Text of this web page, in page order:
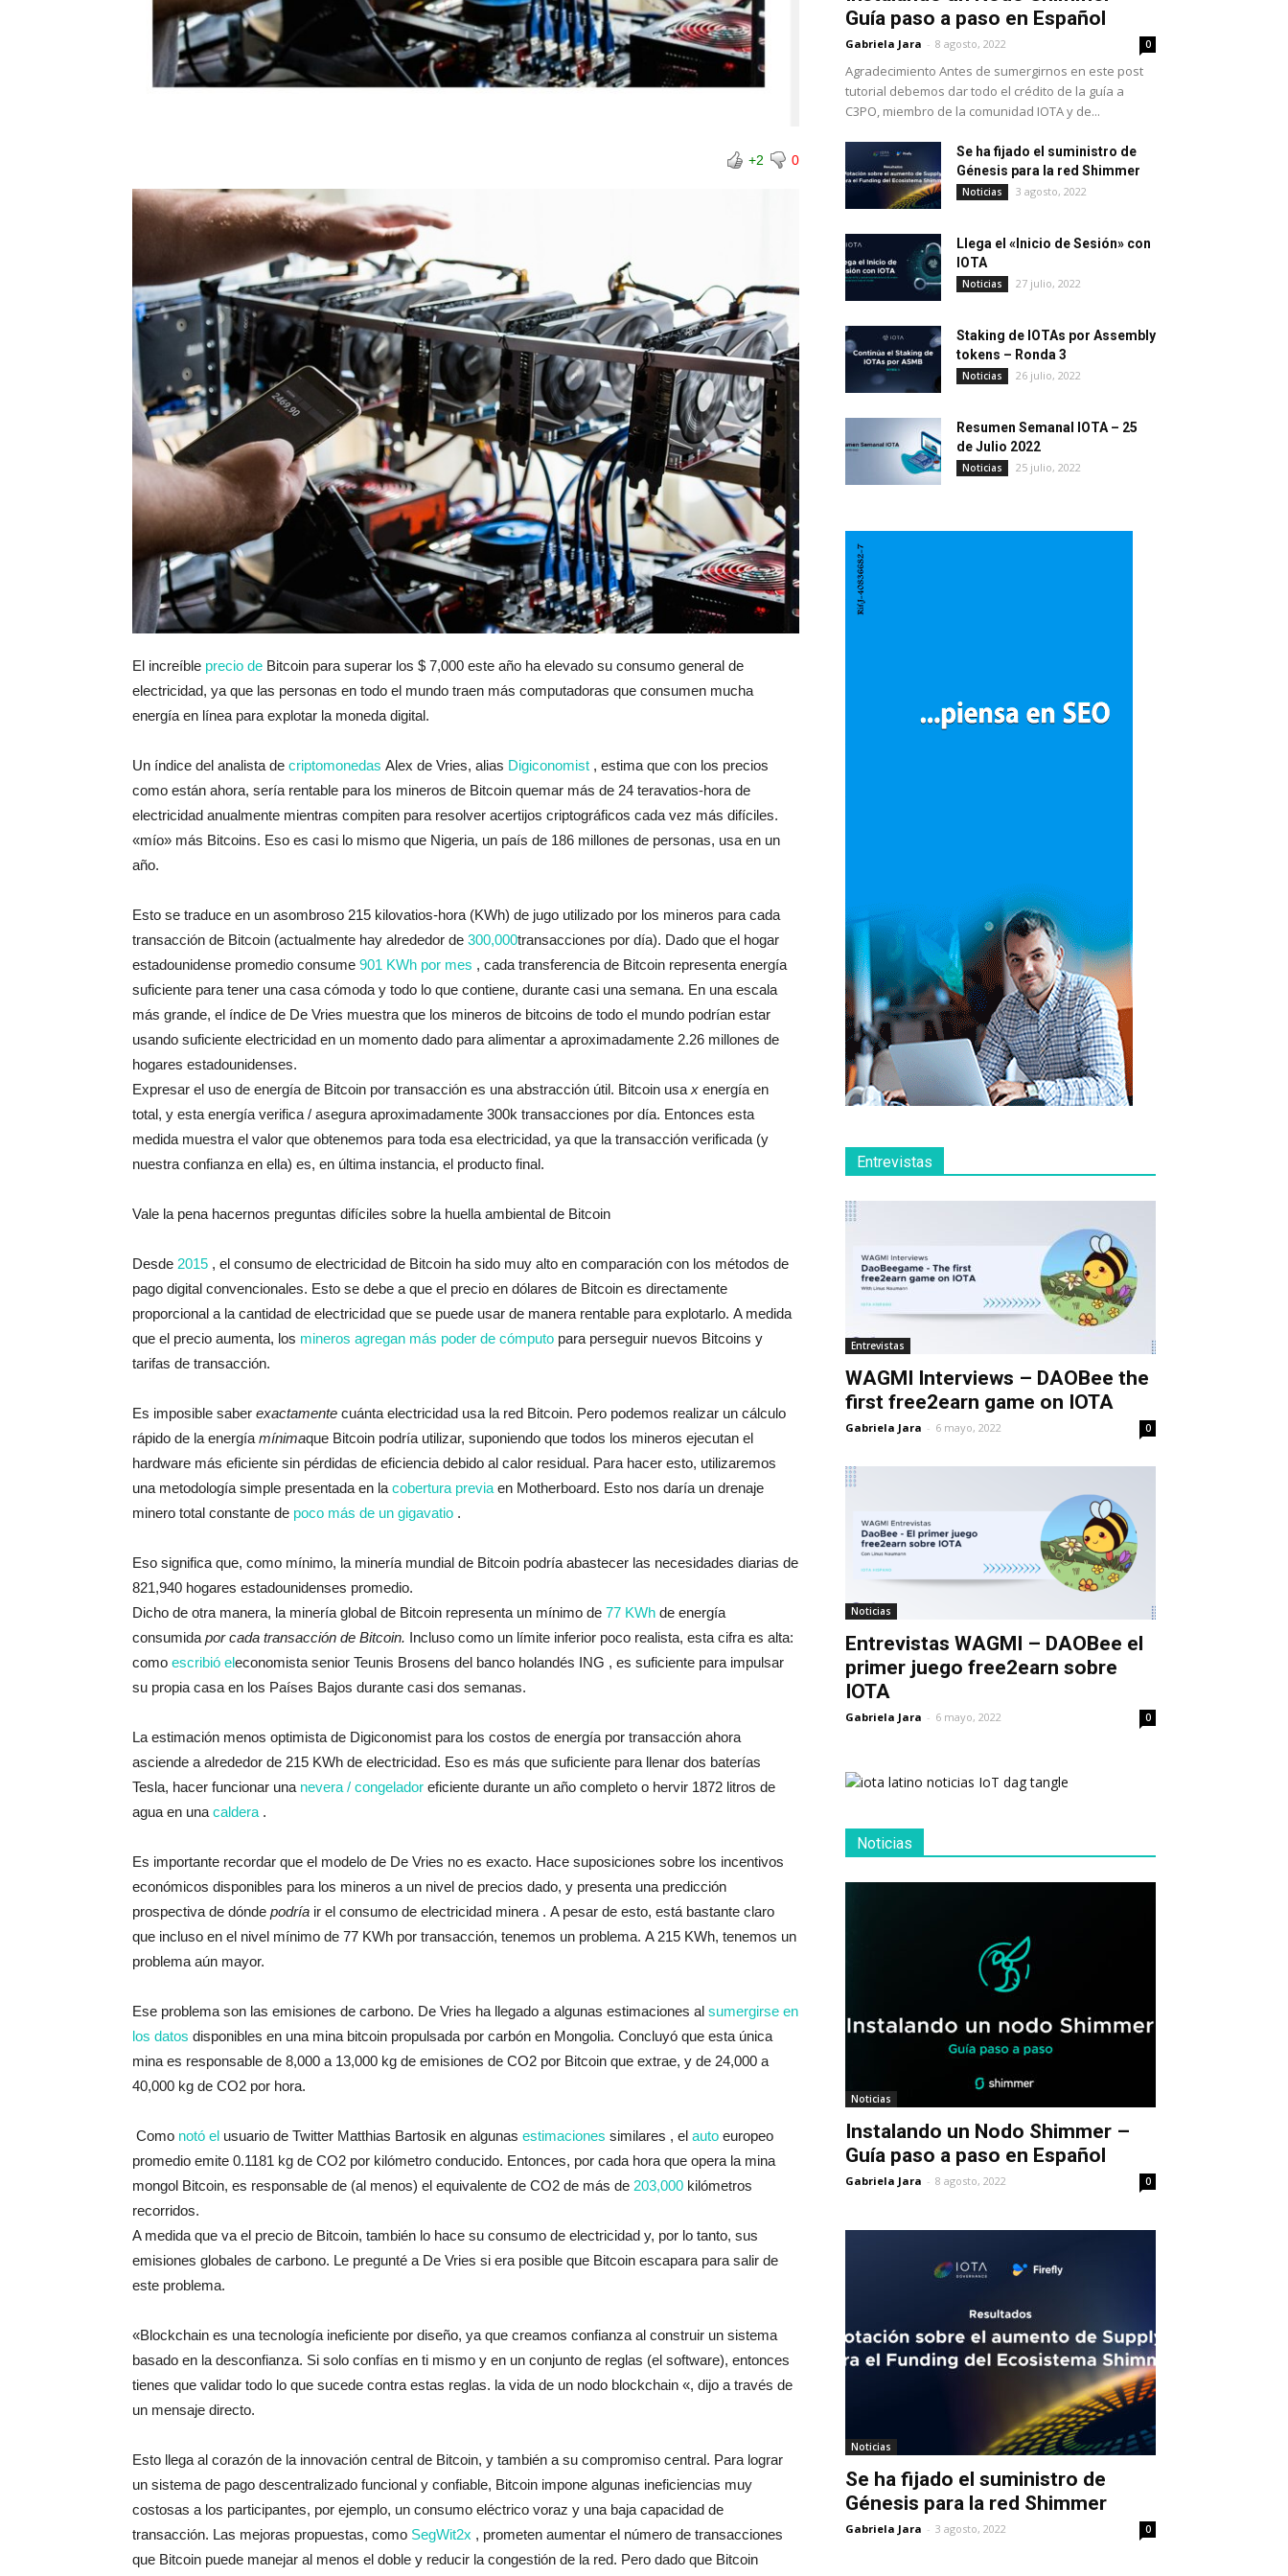
+2 0
El increíble precio de Bitcoin para superar los $ 7,000 este año ha elevado su consumo general de
electricidad, ya que las personas en todo el mundo traen más computadoras que consumen mucha
energía en línea para explotar la moneda digital.
Un índice del analista de criptomonedas Alex de Vries, alias Digiconomist , estima que con los precios
como están ahora, sería rentable para los mineros de Bitcoin quemar más de 24 teravatios-hora de
electricidad anualmente mientras compiten para resolver acertijos criptográficos cada vez más difíciles.
«mío» más Bitcoins. Eso es casi lo mismo que Nigeria, un país de 186 millones de personas, usa en un
año.
Esto se traduce en un asombroso 215 kilovatios-hora (KWh) de jugo utilizado por los mineros para cada
transacción de Bitcoin (actualmente hay alrededor de 300,000transacciones por día). Dado que el hogar
estadounidense promedio consume 901 KWh por mes , cada transferencia de Bitcoin representa energía
suficiente para tener una casa cómoda y todo lo que contiene, durante casi una semana. En una escala
más grande, el índice de De Vries muestra que los mineros de bitcoins de todo el mundo podrían estar
usando suficiente electricidad en un momento dado para alimentar a aproximadamente 2.26 millones de
hogares estadounidenses.
Expresar el uso de energía de Bitcoin por transacción es una abstracción útil. Bitcoin usax energía en
total, y esta energía verifica / asegura aproximadamente 300k transacciones por día. Entonces esta
medida muestra el valor que obtenemos para toda esa electricidad, ya que la transacción verificada (y
nuestra confianza en ella) es, en última instancia, el producto final.
Vale la pena hacernos preguntas difíciles sobre la huella ambiental de Bitcoin
Desde 2015 , el consumo de electricidad de Bitcoin ha sido muy alto en comparación con los métodos de
pago digital convencionales. Esto se debe a que el precio en dólares de Bitcoin es directamente
proporcional a la cantidad de electricidad que se puede usar de manera rentable para explotarlo. A medida
que el precio aumenta, los mineros agregan más poder de cómputo para perseguir nuevos Bitcoins y
tarifas de transacción.
Es imposible saber exactamente cuánta electricidad usa la red Bitcoin. Pero podemos realizar un cálculo
rápido de la energíamínimaque Bitcoin podría utilizar, suponiendo que todos los mineros ejecutan el
hardware más eficiente sin pérdidas de eficiencia debido al calor residual. Para hacer esto, utilizaremos
una metodología simple presentada en lacobertura previaen Motherboard. Esto nos daría un drenaje
minero total constante de poco más de un gigavatio .
Eso significa que, como mínimo, la minería mundial de Bitcoin podría abastecer las necesidades diarias de
821,940 hogares estadounidenses promedio.
Dicho de otra manera, la minería global de Bitcoin representa un mínimo de 77 KWh de energía
consumidapor cada transacción de Bitcoin. Incluso como un límite inferior poco realista, esta cifra es alta:
como escribió eleconomista senior Teunis Brosens del banco holandés ING , es suficiente para impulsar
su propia casa en los Países Bajos durante casi dos semanas.
La estimación menos optimista de Digiconomist para los costos de energía por transacción ahora
asciende a alrededor de 215 KWh de electricidad. Eso es más que suficiente para llenar dos baterías
Tesla, hacer funcionar una nevera / congelador eficiente durante un año completo o hervir 1872 litros de
agua en unacaldera.
Es importante recordar que el modelo de De Vries no es exacto. Hace suposiciones sobre los incentivos
económicos disponibles para los mineros a un nivel de precios dado, y presenta una predicción
prospectiva de dónde podría ir el consumo de electricidad minera . A pesar de esto, está bastante claro
que incluso en el nivel mínimo de 77 KWh por transacción, tenemos un problema. A 215 KWh, tenemos un
problema aún mayor.
Ese problema son las emisiones de carbono. De Vries ha llegado a algunas estimaciones al sumergirse en
los datos disponibles en una mina bitcoin propulsada por carbón en Mongolia. Concluyó que esta única
mina es responsable de 8,000 a 13,000 kg de emisiones de CO2 por Bitcoin que extrae, y de 24,000 a
40,000 kg de CO2 por hora.
Como notó el usuario de Twitter Matthias Bartosik en algunas estimaciones similares , el auto europeo
promedio emite 0.1181 kg de CO2 por kilómetro conducido. Entonces, por cada hora que opera la mina
mongol Bitcoin, es responsable de (al menos) el equivalente de CO2 de más de 203,000 kilómetros
recorridos.
A medida que va el precio de Bitcoin, también lo hace su consumo de electricidad y, por lo tanto, sus
emisiones globales de carbono. Le pregunté a De Vries si era posible que Bitcoin escapara para salir de
este problema.
«Blockchain es una tecnología ineficiente por diseño, ya que creamos confianza al construir un sistema
basado en la desconfianza. Si solo confías en ti mismo y en un conjunto de reglas (el software), entonces
tienes que validar todo lo que sucede contra estas reglas. la vida de un nodo blockchain «, dijo a través de
un mensaje directo.
Esto llega al corazón de la innovación central de Bitcoin, y también a su compromiso central. Para lograr
un sistema de pago descentralizado funcional y confiable, Bitcoin impone algunas ineficiencias muy
costosas a los participantes, por ejemplo, un consumo eléctrico voraz y una baja capacidad de
transacción. Las mejoras propuestas, como SegWit2x , prometen aumentar el número de transacciones
que Bitcoin puede manejar al menos el doble y reducir la congestión de la red. Pero dado que Bitcoin
Guía paso a paso en Español
Gabriela Jara - 8 agosto, 2022 0
Agradecimiento Antes de sumergirnos en este post
tutorial debemos dar todo el crédito de la guía a
C3PO, miembro de la comunidad IOTA y de...
Se ha fijado el suministro de
Génesis para la red Shimmer
Noticias 3 agosto, 2022
Llega el «Inicio de Sesión» con
IOTA
Noticias 27 julio, 2022
Staking de IOTAs por Assembly
tokens – Ronda 3
Noticias 26 julio, 2022
Resumen Semanal IOTA – 25
de Julio 2022
Noticias 25 julio, 2022
Entrevistas
Entrevistas
WAGMI Interviews – DAOBee the
first free2earn game on IOTA
Gabriela Jara - 6 mayo, 2022 0
Noticias
Entrevistas WAGMI – DAOBee el
primer juego free2earn sobre
IOTA
Gabriela Jara - 6 mayo, 2022 0
Noticias
Noticias
Instalando un Nodo Shimmer –
Guía paso a paso en Español
Gabriela Jara - 8 agosto, 2022 0
Noticias
Se ha fijado el suministro de
Génesis para la red Shimmer
Gabriela Jara - 3 agosto, 2022 0